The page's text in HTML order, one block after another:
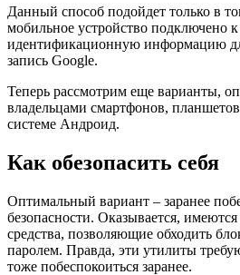
Данный способ подойдет только в
мобильное устройство подключено
идентификационную информацию
запись Google.
Теперь рассмотрим еще варианты,
владельцами смартфонов,
системе Андроид.
Как обезопасить себя
Оптимальный вариант – заранее
безопасности. Оказывается,
средства, позволяющие обходить
паролем. Правда, эти утилиты
тоже побеспокоиться заранее.